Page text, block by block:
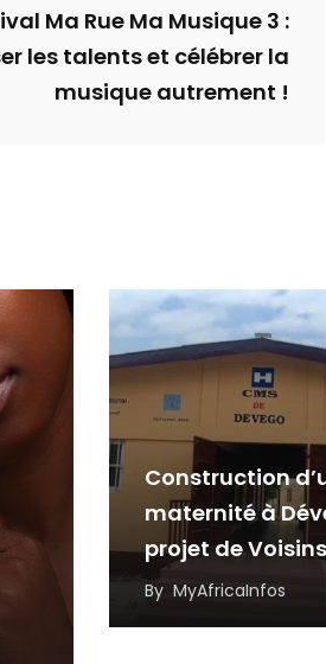
Ma Rue Ma Musique 3 :
les talents et célébrer la
musique autrement !
Construction
maternité à
projet de Voisins
Solidaires Togo
By MyAfricaInfos